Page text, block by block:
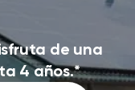
de una
4 años.*